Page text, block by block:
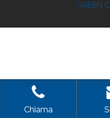
GREEN
Chiama